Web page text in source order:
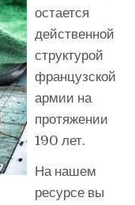
остается
действенной
структурой
французской
армии на
протяжении
190 лет.
На нашем
ресурсе вы